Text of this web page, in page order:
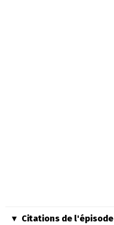
Citations de l'épisode